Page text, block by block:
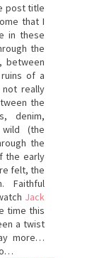
post title
that I
in these
the
between
of a
really
the
denim,
(the
the
the early
felt, the
Faithful
Jack
time this
a twist
more…